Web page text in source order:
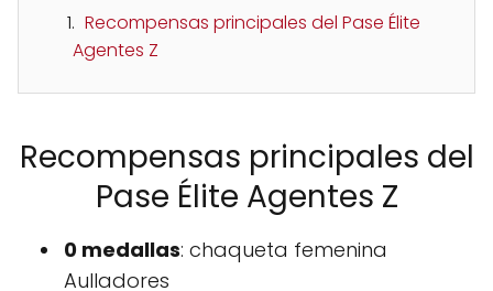
Recompensas principales del Pase Élite
Agentes Z
Recompensas principales del
Pase Élite Agentes Z
0 medallas: chaqueta femenina
Aulladores